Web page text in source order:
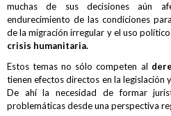
muchas de sus decisiones aún
endurecimiento de las condiciones
de la migración irregular y el uso
crisis humanitaria.
Estos temas no sólo competen al
tienen efectos directos en la legislación y
De ahí la necesidad de formar
problemáticas desde una perspectiva